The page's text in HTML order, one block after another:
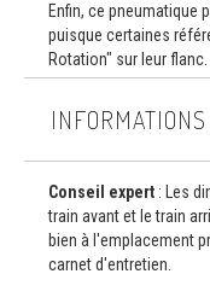
Enfin, ce pneumatique
puisque certaines
Rotation" sur leur flanc.
Conseil expert : Les
train avant et le train
bien à l'emplacement
carnet d'entretien.